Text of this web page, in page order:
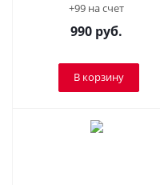
+99 на счет
990 руб.
В корзину